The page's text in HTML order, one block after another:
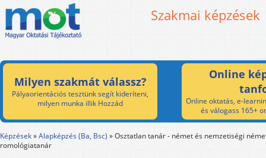
Szakmai képzések
Milyen szakmát válassz?
Pályaorientációs tesztünk segít kideríteni,
milyen munka illik Hozzád
Online
Online oktatás, e-
és válogass 165+
Képzések»Alapképzés (Ba, Bsc) »Osztatlan tanár - német és nemzetiségi
romológiatanár